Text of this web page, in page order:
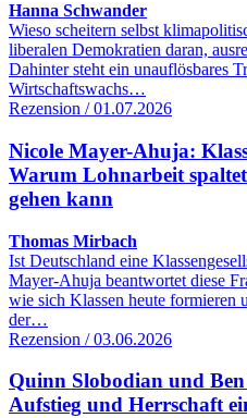
Hanna Schwander
Wieso scheitern selbst
liberalen Demokratien daran,
Dahinter steht ein unauflösbares
Wirtschaftswachs…
Rezension / 01.07.2026
Nicole Mayer-Ahuja:
Warum Lohnarbeit
gehen kann
Thomas Mirbach
Ist Deutschland eine
Mayer-Ahuja beantwortet diese
wie sich Klassen heute formieren
der…
Rezension / 03.06.2026
Quinn Slobodian und
Aufstieg und Herrschaft